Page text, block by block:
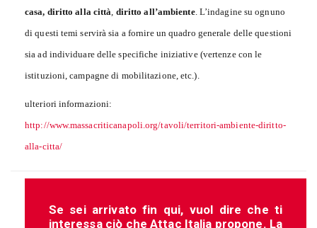
casa, diritto alla città, diritto all’ambiente. L’indagine su ognuno
di questi temi servirà sia a fornire un quadro generale delle questioni
sia ad individuare delle specifiche iniziative (vertenze con le
istituzioni, campagne di mobilitazione, etc.).
ulteriori informazioni:
http://www.massacriticanapoli.org/tavoli/territori-ambiente-diritto-
alla-citta/
Se sei arrivato fin qui, vuol dire che ti
interessa ciò che Attac Italia propone. La